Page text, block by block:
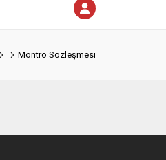
Montrö Sözleşmesi